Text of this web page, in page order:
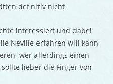
definitiv nicht
interessiert und dabei
Neville erfahren will kann
wer allerdings einen
lieber die Finger von